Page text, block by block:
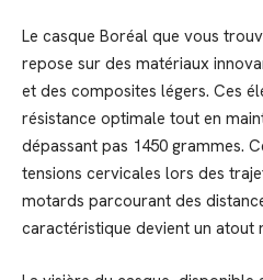
Le casque Boréal que vous
repose sur des matériaux
et des composites légers. Ces
résistance optimale tout en
dépassant pas 1450 grammes.
tensions cervicales lors des
motards parcourant des
caractéristique devient un atout